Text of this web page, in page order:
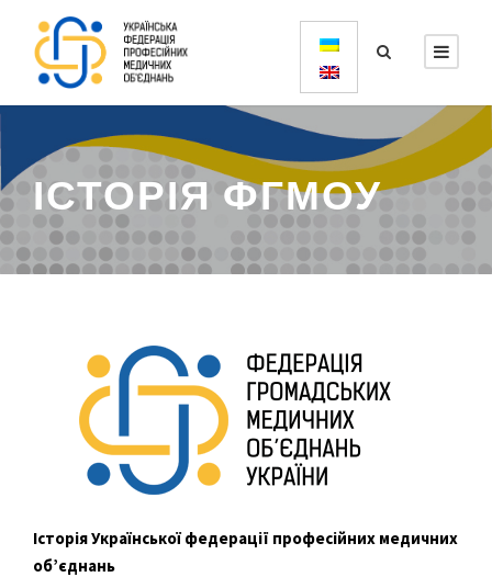
ІСТОРІЯ ФГМОУ
Історія Української федерації професійних медичних
об’єднань